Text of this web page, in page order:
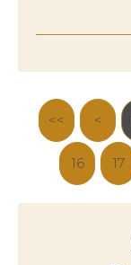
<< <
16 17